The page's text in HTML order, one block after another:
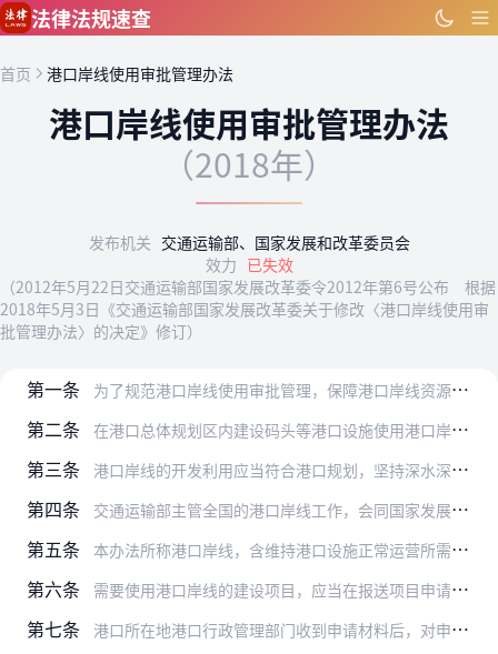
跳到主要内容
法律法规速查
首页 港口岸线使用审批管理办法
港口岸线使用审批管理办法
（2018年）
发布机关 交通运输部、国家发展和改革委员会
效力 已失效
（2012年5月22日交通运输部国家发展改革委令2012年第6号公布 根据
2018年5月3日《交通运输部国家发展改革委关于修改〈港口岸线使用审
批管理办法〉的决定》修订）
第一条 为了规范港口岸线使用审批管理，保障港口岸线资源的合理开发与利用，保护当事人的合法权益，根据《中华人民共和国港口法》和有关法律、法规，制定本办法。
第二条 在港口总体规划区内建设码头等港口设施使用港口岸线，应当按照本办法开展岸线使用审批。
第三条 港口岸线的开发利用应当符合港口规划，坚持深水深用、节约高效、合理利用、有序开发的原则。
第四条 交通运输部主管全国的港口岸线工作，会同国家发展改革委具体实施对港口深水岸线的使用审批工作。
第五条 本办法所称港口岸线，含维持港口设施正常运营所需的相关水域和陆域。
第六条 需要使用港口岸线的建设项目，应当在报送项目申请报告或者可行性研究报告前，向港口所在地港口行政管理部门提出港口岸线使用申请，申请材料包括：
第七条 港口所在地港口行政管理部门收到申请材料后，对申请材料符合法定形式的，应当当场受理；对申请材料不齐全或者不符合法定形式的，应当当场或者在5个工作日内一次告知申请人…